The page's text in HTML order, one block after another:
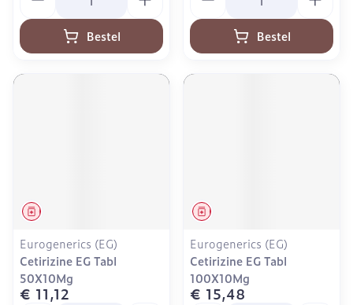
Bestel Bestel
Geneesmiddel
Eurogenerics (EG)
Cetirizine EG Tabl
50X10Mg
€ 11,12
Geneesmiddel
Eurogenerics (EG)
Cetirizine EG Tabl
100X10Mg
€ 15,48